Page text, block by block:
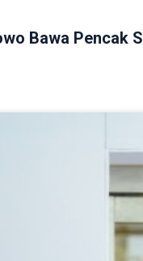
Bawa Pencak